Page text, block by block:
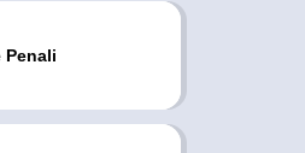
Penali